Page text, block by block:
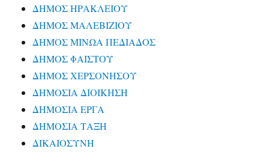
ΔΗΜΟΣ ΗΡΑΚΛΕΙΟΥ
ΔΗΜΟΣ ΜΑΛΕΒΙΖΙΟΥ
ΔΗΜΟΣ ΜΙΝΩΑ ΠΕΔΙΑΔΟΣ
ΔΗΜΟΣ ΦΑΙΣΤΟΥ
ΔΗΜΟΣ ΧΕΡΣΟΝΗΣΟΥ
ΔΗΜΟΣΙΑ ΔΙΟΙΚΗΣΗ
ΔΗΜΟΣΙΑ ΕΡΓΑ
ΔΗΜΟΣΙΑ ΤΑΞΗ
ΔΙΚΑΙΟΣΥΝΗ